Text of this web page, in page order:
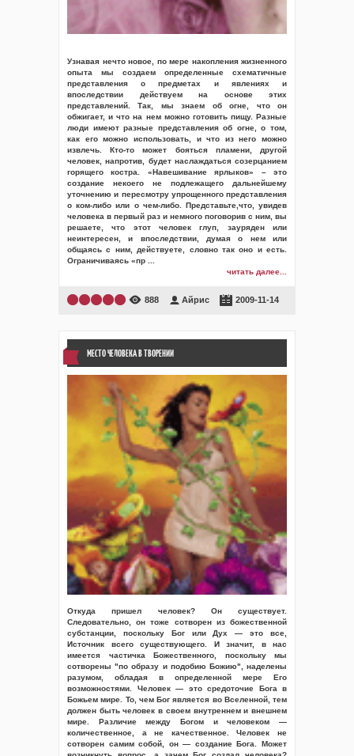
Узнавая нечто новое, по мере накопления жизненного
опыта мы создаем определенные схематичные
представления о предметах и явлениях и
впоследствии действуем на основе этих
представлений. Так, мы знаем об огне, что он
обжигает, и что на нем можно готовить пищу. Разные
люди имеют разные представления об огне, о том,
как его можно использовать, и что из него можно
извлечь. Кто-то может бояться пламени, другой
человек, напротив, будет наслаждаться созерцанием
горящего костра. «Навешивание ярлыков» – это
создание некоего не подлежащего дальнейшему
уточнению и пересмотру упрощенного представления
о ком-либо или о чем-либо. Представьте,что, увидев
человека в первый раз и немного поговорив с ним, вы
решаете, что этот человек глуп, зауряден или
неинтересен, и впоследствии, думая о нем или
общаясь с ним, действуете, словно так оно и есть.
Ограничиваясь «пр
читать далее...
888 Айрис 2009-11-14
МЕСТО ЧЕЛОВЕКА В ТВОРЕНИИ
Откуда пришел человек? Он существует.
Следовательно, он тоже сотворен из божественной
субстанции, поскольку Бог или Дух — это все,
Источник всего существующего. И значит, в нас
имеется частичка Божественного, поскольку мы
сотворены "по образу и подобию Божию", наделены
разумом, обладая в определенной мере Его
возможностями. Человек — это средоточие Бога в
Божьем мире. То, чем Бог является во Вселенной, тем
должен быть человек в своем внутреннем и внешнем
мире. Различие между Богом и человеком —
количественное, а не качественное. Человек не
сотворен самим собой, он — создание Бога. Может